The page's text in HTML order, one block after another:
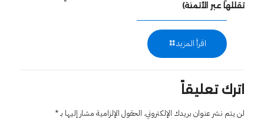
تقللها عبر الأتمتة)
اقرأ المزيد
اترك تعليقاً
لن يتم نشر عنوان بريدك الإلكتروني. الحقول الإلزامية مشار إليها بـ*